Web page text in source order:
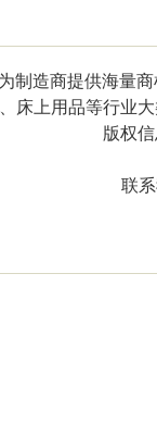
制造商提供海量
床上用品等行业
版权信
联